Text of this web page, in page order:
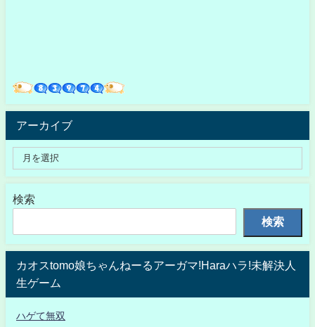
アーカイブ
検索
検索
カオスtomo娘ちゃんねーるアーガマ!Haraハラ!未解決人
生ゲーム
ハゲて無双